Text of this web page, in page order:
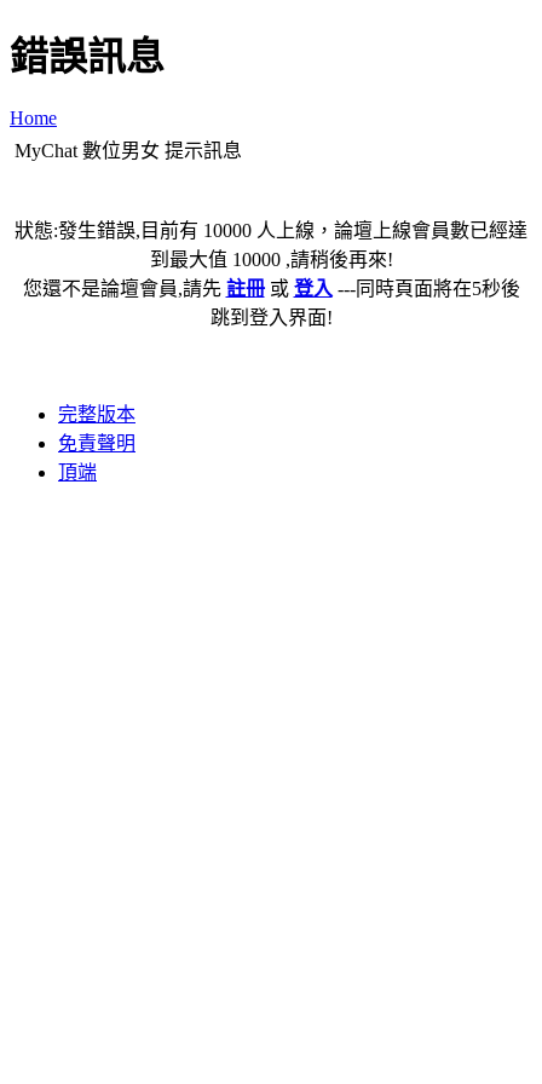
錯誤訊息
Home
MyChat 數位男女 提示訊息
狀態:發生錯誤,目前有 10000 人上線，論壇上線會員數已經達
到最大值 10000 ,請稍後再來!
您還不是論壇會員,請先 註冊或 登入 ---同時頁面將在5秒後
跳到登入界面!
完整版本
免責聲明
頂端